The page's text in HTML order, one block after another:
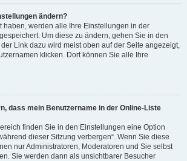
ändern?
haben, werden alle Ihre Einstellungen in der
Um diese zu ändern, gehen Sie in den
der Link dazu wird meist oben auf der Seite angezeigt,
klicken. Dort können Sie alle Ihre
dass mein Benutzername in der Online-Liste
finden Sie in den Einstellungen eine Option
dieser Sitzung verbergen“. Wenn Sie diese
nur Administratoren, Moderatoren und Sie selbst
Sie werden dann als unsichtbarer Besucher